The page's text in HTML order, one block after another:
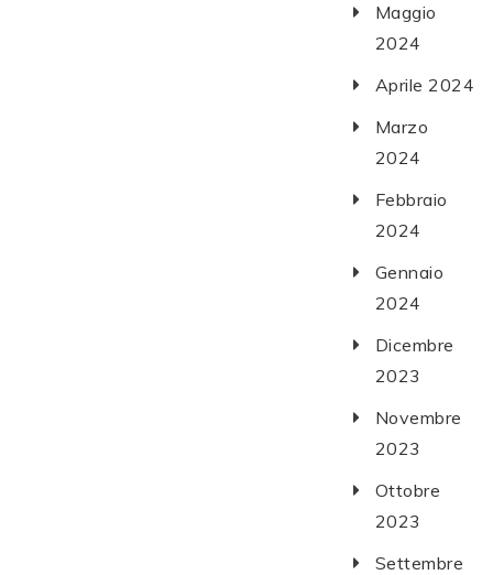
Maggio
2024
Aprile 2024
Marzo
2024
Febbraio
2024
Gennaio
2024
Dicembre
2023
Novembre
2023
Ottobre
2023
Settembre